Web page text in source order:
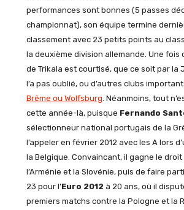
performances sont bonnes (5 passes
championnat), son équipe termine
classement avec 23 petits points au
la deuxième division allemande. Une fois
de Trikala est courtisé, que ce soit par la
l’a pas oublié, ou d’autres clubs
Brême ou Wolfsburg . Néanmoins, tout
cette année-là, puisque Fernando
sélectionneur national portugais de la
l’appeler en février 2012 avec les A lors
la Belgique. Convaincant, il gagne le
l’Arménie et la Slovénie, puis de faire
23 pour l’Euro 2012 à 20 ans, où il
premiers matchs contre la Pologne et la